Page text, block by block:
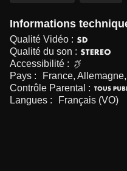
Informations
Qualité Vidéo :
Qualité du son :
Accessibilité :
Pays :
France,
Contrôle Parental :
Langues :
Français (VO)